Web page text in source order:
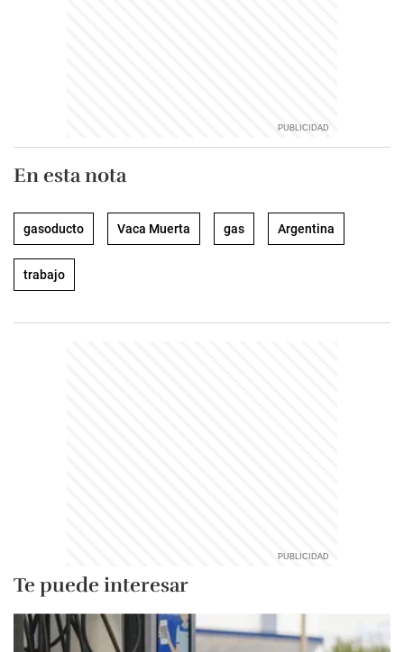
En esta nota
gasoducto Vaca Muerta gas Argentina
trabajo
Te puede interesar